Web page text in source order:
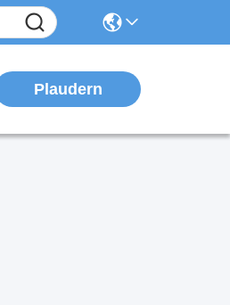
Plaudern